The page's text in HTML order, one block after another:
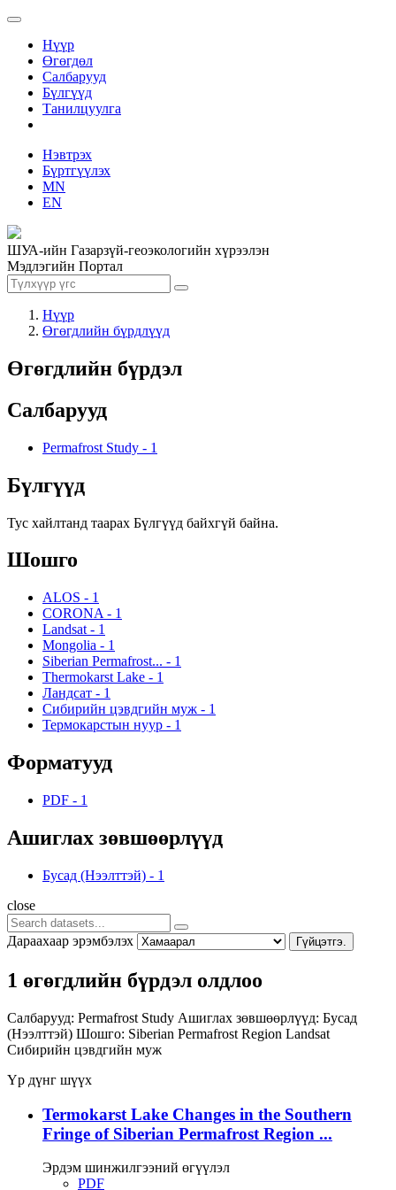
Нүүр
Өгөгдөл
Салбарууд
Бүлгүүд
Танилцуулга
Нэвтрэх
Бүртгүүлэх
MN
EN
ШУА-ийн Газарзүй-геоэкологийн хүрээлэн
Мэдлэгийн Портал
Нүүр
Өгөгдлийн бүрдлүүд
Өгөгдлийн бүрдэл
Салбарууд
Permafrost Study - 1
Бүлгүүд
Тус хайлтанд таарах Бүлгүүд байхгүй байна.
Шошго
ALOS - 1
CORONA - 1
Landsat - 1
Mongolia - 1
Siberian Permafrost... - 1
Thermokarst Lake - 1
Ландсат - 1
Сибирийн цэвдгийн муж - 1
Термокарстын нуур - 1
Форматууд
PDF - 1
Ашиглах зөвшөөрлүүд
Бусад (Нээлттэй) - 1
close
Дараахаар эрэмбэлэх Гүйцэтгэ.
1 өгөгдлийн бүрдэл олдлоо
Салбарууд: Permafrost Study Ашиглах зөвшөөрлүүд: Бусад
(Нээлттэй) Шошго: Siberian Permafrost Region Landsat
Сибирийн цэвдгийн муж
Үр дүнг шүүх
Termokarst Lake Changes in the Southern
Fringe of Siberian Permafrost Region ...
Эрдэм шинжилгээний өгүүлэл
PDF